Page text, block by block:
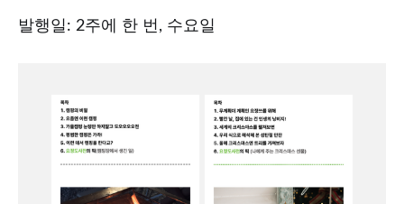
발행일: 2주에 한 번, 수요일